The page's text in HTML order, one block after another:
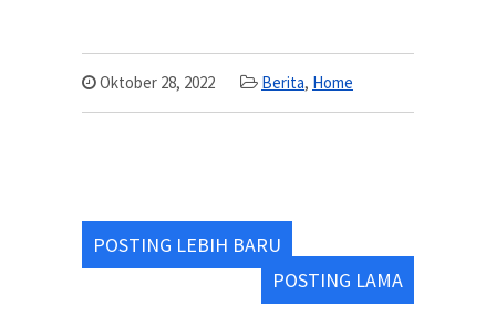
Oktober 28, 2022 Berita, Home
POSTING LEBIH BARU
POSTING LAMA